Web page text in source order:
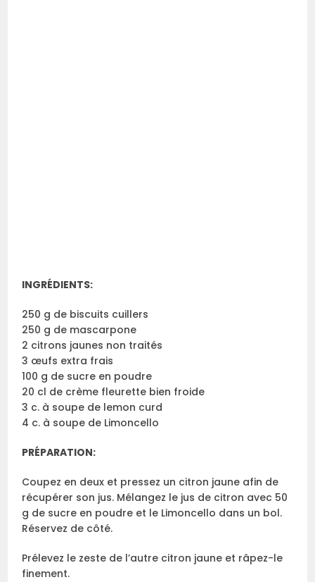
INGRÉDIENTS:
250 g de biscuits cuillers
250 g de mascarpone
2 citrons jaunes non traités
3 œufs extra frais
100 g de sucre en poudre
20 cl de crème fleurette bien froide
3 c. à soupe de lemon curd
4 c. à soupe de Limoncello
PRÉPARATION:
Coupez en deux et pressez un citron jaune afin de
récupérer son jus. Mélangez le jus de citron avec 50
g de sucre en poudre et le Limoncello dans un bol.
Réservez de côté.
Prélevez le zeste de l’autre citron jaune et râpez-le
finement.